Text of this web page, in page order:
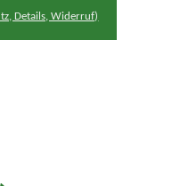
Details, Widerruf)